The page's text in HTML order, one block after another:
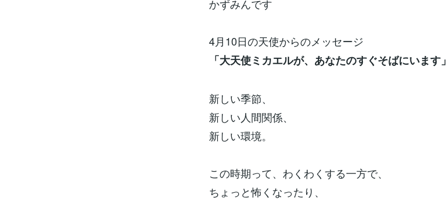
かずみんです
4月10日の天使からのメッセージ
「大天使ミカエルが、あなたのすぐそばにいます」
新しい季節、
新しい人間関係、
新しい環境。
この時期って、わくわくする一方で、
ちょっと怖くなったり、